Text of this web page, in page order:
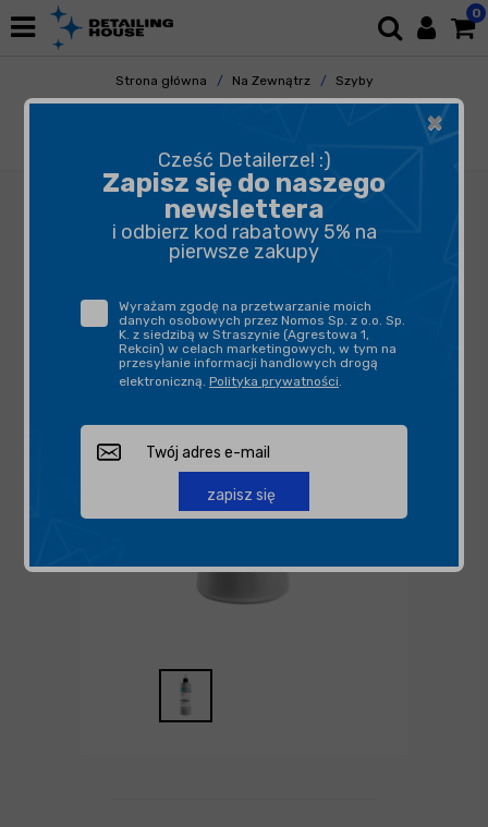
0
Strona główna Na Zewnątrz
Szyby
Polerowanie Szyb
×
Cześć Detailerze! :)
Zapisz się do naszego
newslettera
i odbierz kod rabatowy 5% na
pierwsze zakupy
Wyrażam zgodę na przetwarzanie moich
danych osobowych przez Nomos Sp. z o.o. Sp.
K. z siedzibą w Straszynie (Agrestowa 1,
Rekcin) w celach marketingowych, w tym na
przesyłanie informacji handlowych drogą
elektroniczną. Polityka prywatności.
zapisz się